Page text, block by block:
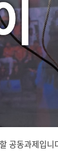
공동과제입니